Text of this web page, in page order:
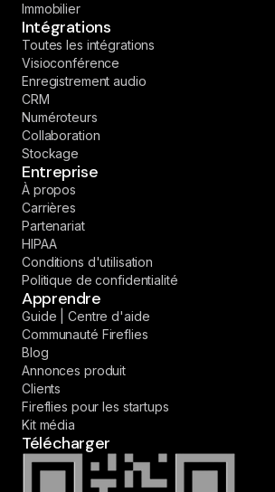
Immobilier
Intégrations
Toutes les intégrations
Visioconférence
Enregistrement audio
CRM
Numéroteurs
Collaboration
Stockage
Entreprise
À propos
Carrières
Partenariat
HIPAA
Conditions d'utilisation
Politique de confidentialité
Apprendre
Guide | Centre d'aide
Communauté Fireflies
Blog
Annonces produit
Clients
Fireflies pour les startups
Kit média
Télécharger